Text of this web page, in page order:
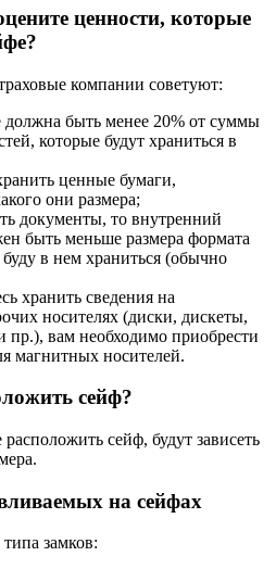
ценности, которые
компании советуют:
должна быть менее 20% от суммы
которые будут храниться в
ценные бумаги,
они размера;
документы, то внутренний
быть меньше размера формата
в нем храниться (обычно
хранить сведения на
носителях (диски, дискеты,
пр.), вам необходимо приобрести
магнитных носителей.
сейф?
сейф, будут зависеть
на сейфах
замков: